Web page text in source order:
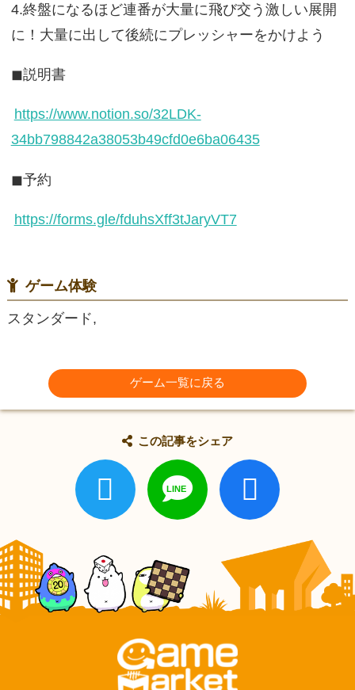
4.終盤になるほど連番が大量に飛び交う激しい展開
に！大量に出して後続にプレッシャーをかけよう
◼︎説明書
https://www.notion.so/32LDK-
34bb798842a38053b49cfd0e6ba06435
◼︎予約
https://forms.gle/fduhsXff3tJaryVT7
ゲーム体験
スタンダード,
ゲーム一覧に戻る
この記事をシェア